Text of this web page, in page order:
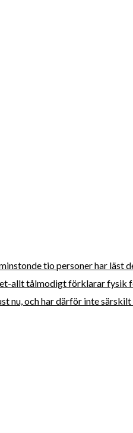
tio personer har läst
allt tålmodigt förklarar fysik
nu, och har därför inte